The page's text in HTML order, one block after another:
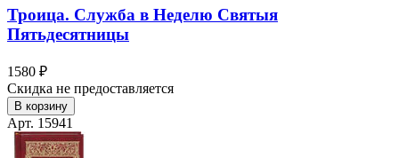
Троица. Служба в Неделю Святыя
Пятьдесятницы
1580 ₽
Скидка не предоставляется
В корзину
Арт. 15941